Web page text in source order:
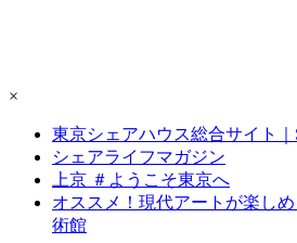
×
東京シェアハウス総合サイト
シェアライフマガジン
上京 ＃ようこそ東京へ
オススメ！現代アートが楽し
術館